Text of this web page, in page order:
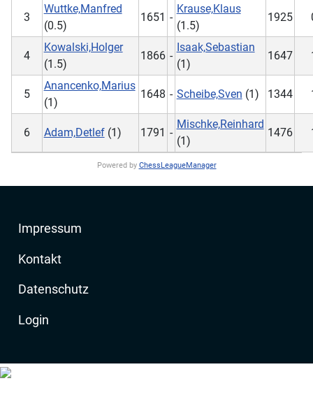
3
Wuttke,Manfred
(0.5)
1651 -
Krause,Klaus
(1.5)
1925
4
Kowalski,Holger
(1.5)
1866 -
Isaak,Sebastian
(1)
1647
5
Anancenko,Marius
(1)
1648 - Scheibe,Sven (1) 1344
6 Adam,Detlef(1) 1791 -
Mischke,Reinhard
(1)
1476
Powered by ChessLeagueManager
Impressum
Kontakt
Datenschutz
Login